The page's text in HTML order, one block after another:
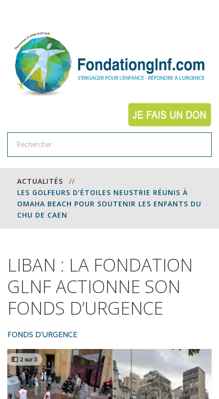
ACTUALITÉS
//
LES GOLFEURS D’ÉTOILES NEUSTRIE RÉUNIS À
OMAHA BEACH POUR SOUTENIR LES ENFANTS DU
CHU DE CAEN
LIBAN : LA FONDATION
GLNF ACTIONNE SON
FONDS D’URGENCE
FONDS D'URGENCE